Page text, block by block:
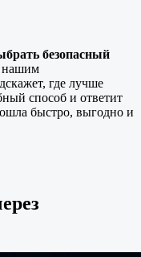
безопасный
нашим
где лучше
способ и ответит
быстро, выгодно и